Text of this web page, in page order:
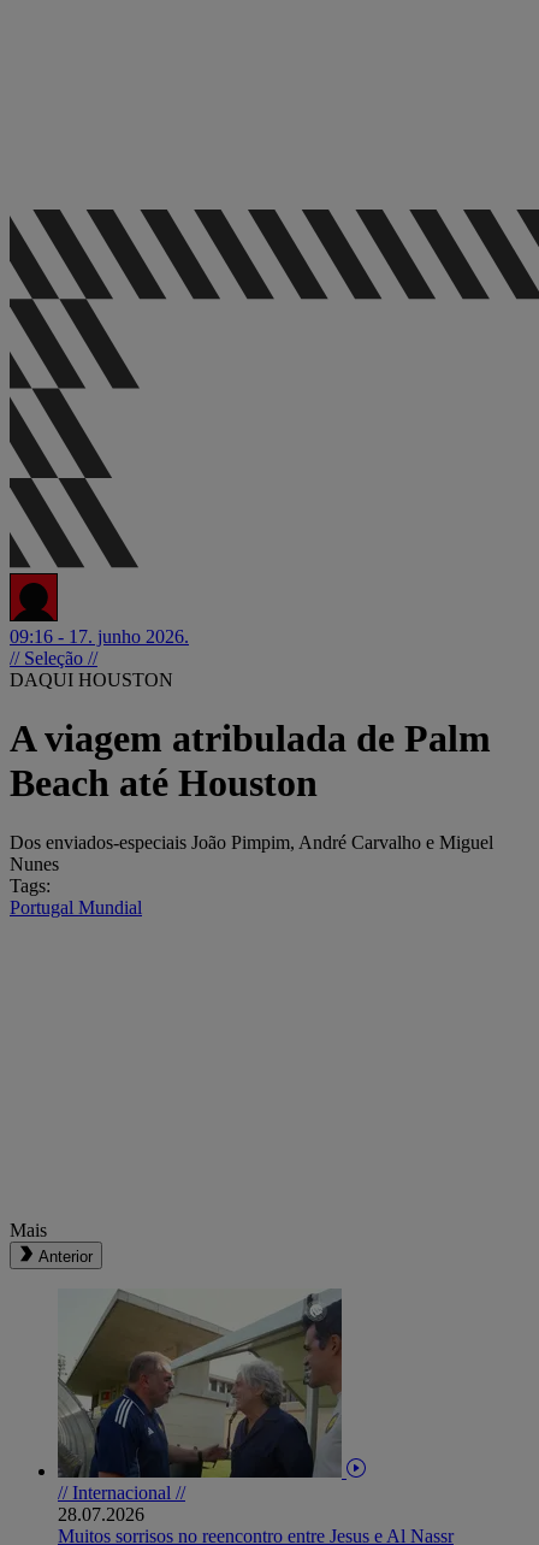
09:16 - 17. junho 2026.
// Seleção //
DAQUI HOUSTON
A viagem atribulada de Palm
Beach até Houston
Dos enviados-especiais João Pimpim, André Carvalho e Miguel
Nunes
Tags:
Portugal Mundial
Mais
Anterior
// Internacional //
28.07.2026
Muitos sorrisos no reencontro entre Jesus e Al Nassr